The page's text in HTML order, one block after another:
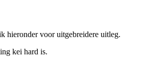
hieronder voor uitgebreidere uitleg.
kei hard is.